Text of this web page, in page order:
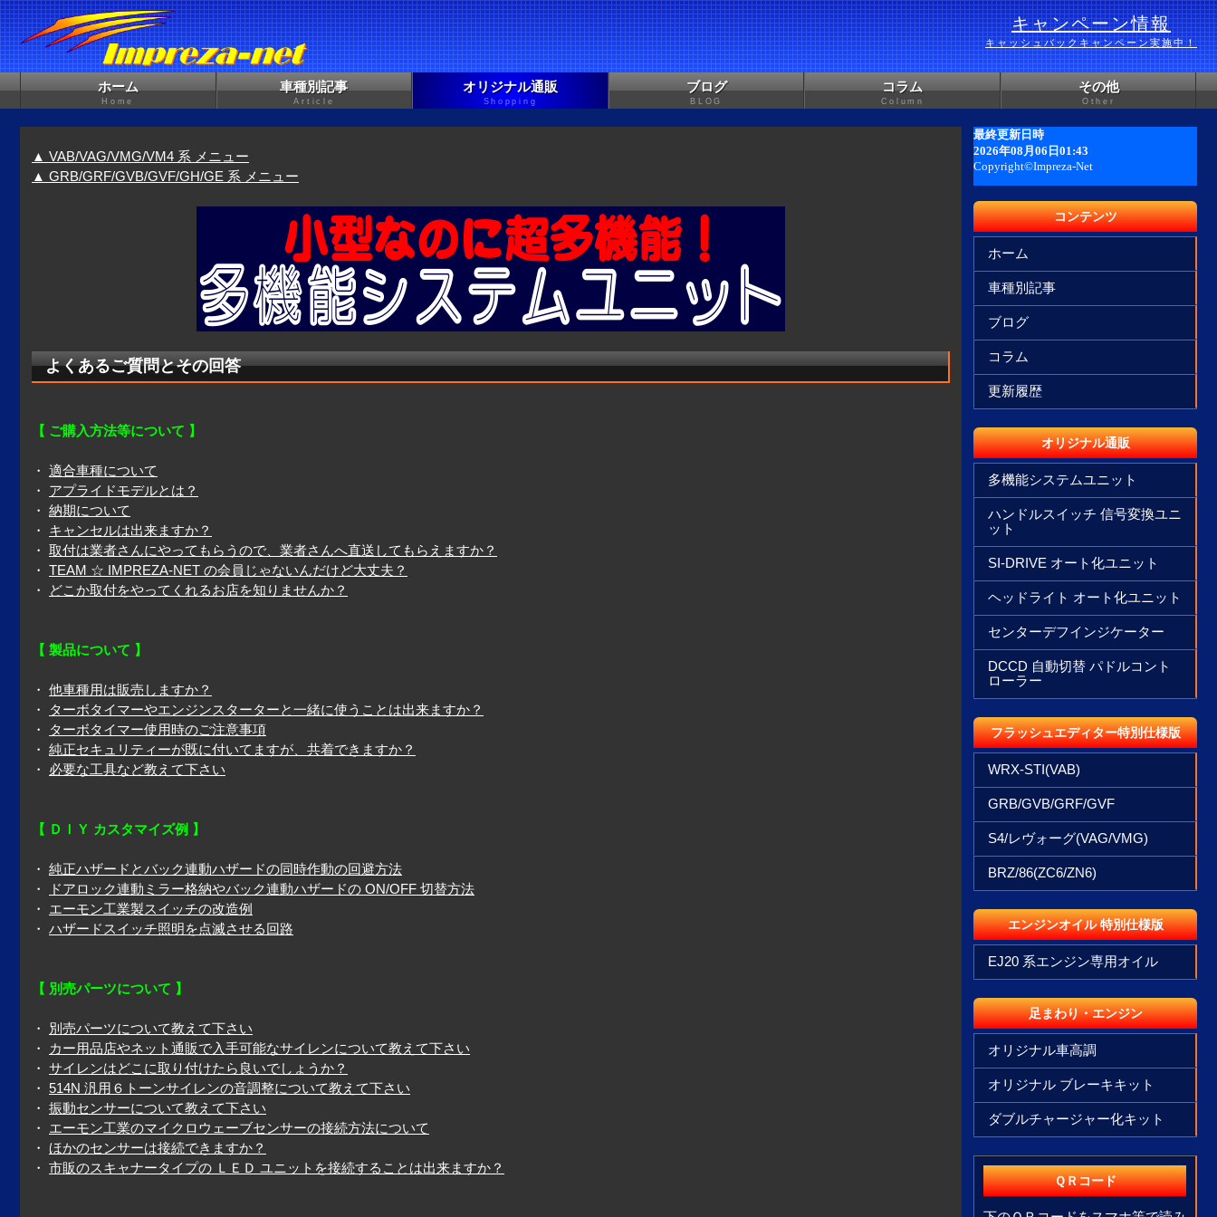
キャンペーン情報
キャッシュバックキャンペーン実施中！
ホーム
Home
車種別記事
Article
オリジナル通販
Shopping
ブログ
BLOG
コラム
Column
その他
Other
▲ VAB/VAG/VMG/VM4 系 メニュー
▲ GRB/GRF/GVB/GVF/GH/GE 系 メニュー
よくあるご質問とその回答
【 ご購入方法等について 】
・ 適合車種について
・ アプライドモデルとは？
・ 納期について
・ キャンセルは出来ますか？
・ 取付は業者さんにやってもらうので、業者さんへ直送してもらえますか？
・ TEAM ☆ IMPREZA-NET の会員じゃないんだけど大丈夫？
・
どこか取付をやってくれるお店を知りませんか？
【 製品について 】
・ 他車種用は販売しますか？
・
ターボタイマーやエンジンスターターと一緒に使うことは出来ますか？
・
ターボタイマー使用時のご注意事項
・ 純正セキュリティーが既に付いてますが、共着できますか？
・ 必要な工具など教えて下さい
【 ＤＩＹ カスタマイズ例 】
・ 純正ハザードとバック連動ハザードの同時作動の回避方法
・
ドアロック連動ミラー格納やバック連動ハザードの ON/OFF 切替方法
・ エーモン工業製スイッチの改造例
・ ハザードスイッチ照明を点滅させる回路
【 別売パーツについて 】
・ 別売パーツについて教えて下さい
・
カー用品店やネット通販で入手可能なサイレンについて教えて下さい
・ サイレンはどこに取り付けたら良いでしょうか？
・ 514N 汎用６トーンサイレンの音調整について教えて下さい
・ 振動センサーについて教えて下さい
・ エーモン工業のマイクロウェーブセンサーの接続方法について
・ ほかのセンサーは接続できますか？
・ 市販のスキャナータイプの ＬＥＤ ユニットを接続することは出来ますか？
コンテンツ
ホーム
車種別記事
ブログ
コラム
更新履歴
オリジナル通販
多機能システムユニット
ハンドルスイッチ 信号変換ユニ
ット
SI-DRIVE オート化ユニット
ヘッドライト オート化ユニット
センターデフインジケーター
DCCD 自動切替 パドルコント
ローラー
フラッシュエディター特別仕様版
WRX-STI(VAB)
GRB/GVB/GRF/GVF
S4/レヴォーグ(VAG/VMG)
BRZ/86(ZC6/ZN6)
エンジンオイル 特別仕様版
EJ20 系エンジン専用オイル
足まわり・エンジン
オリジナル車高調
オリジナル ブレーキキット
ダブルチャージャー化キット
ＱＲコード